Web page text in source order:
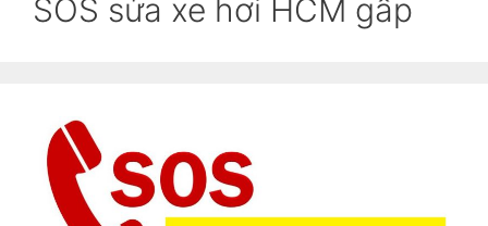
SOS sửa xe hơi HCM gấp